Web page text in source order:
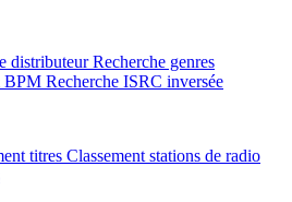
distributeur Recherche genres
BPM Recherche ISRC inversée
titres Classement stations de radio